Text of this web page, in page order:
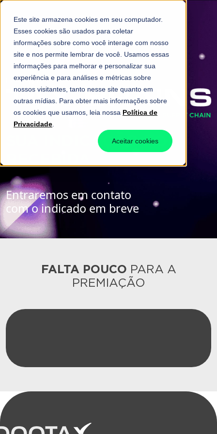
Este site armazena cookies em seu computador.
Esses cookies são usados para coletar
informações sobre como você interage com nosso
site e nos permite lembrar de você. Usamos essas
informações para melhorar e personalizar sua
experiência e para análises e métricas sobre
nossos visitantes, tanto nesse site quanto em
outras mídias. Para obter mais informações sobre
os cookies que usamos, leia nossa Política de
Privacidade
Aceitar cookies
SUA INDICAÇÃO FOI
Entraremos em contato
com o indicado em breve
FALTA POUCO PARA A
PREMIAÇÃO